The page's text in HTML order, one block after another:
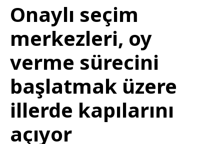
Onaylı seçim
merkezleri, oy
verme sürecini
başlatmak üzere
illerde kapılarını
açıyor